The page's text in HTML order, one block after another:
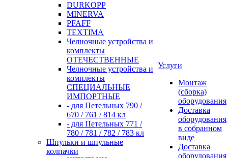
DURKOPP
MINERVA
PFAFF
TEXTIMA
Челночные устройства и
комплекты
ОТЕЧЕСТВЕННЫЕ
Челночные устройства и
комплекты
СПЕЦИАЛЬНЫЕ
ИМПОРТНЫЕ
- для Петельных 790 /
670 / 761 / 814 кл
- для Петельных 771 /
780 / 781 / 782 / 783 кл
Шпульки и шпульные
колпачки
Услуги
Монтаж
(сборка)
оборудования
Доставка
оборудования
в собранном
виде
Доставка
оборудования